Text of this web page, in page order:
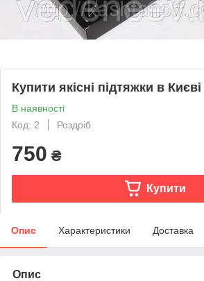
Купити якісні підтяжки в Києві
В наявності
Код: 2
Роздріб
750 ₴
Купити
Опис Характеристики Доставка
Опис